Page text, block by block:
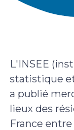
L'INSEE
statistique
a publié
lieux des
France entre